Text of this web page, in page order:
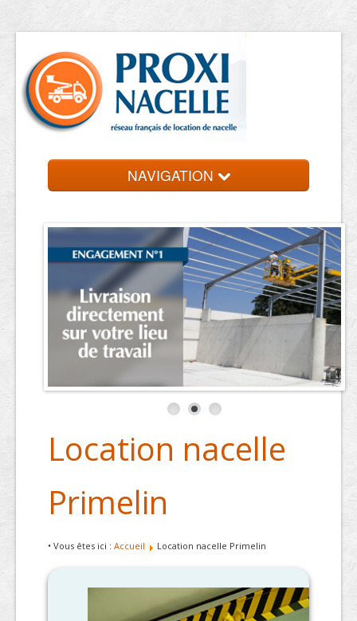
NAVIGATION
Location de nacelle
Contact et devis
Location nacelle
Primelin
• Vous êtes ici : Accueil Location nacelle Primelin